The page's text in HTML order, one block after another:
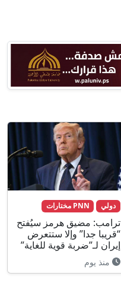
دولي PNN مختارات
ترامب: مضيق هرمز سيُفتح
“قريبا جدا” وإلا ستتعرض
إيران لـ”ضربة قوية للغاية”
منذ يوم